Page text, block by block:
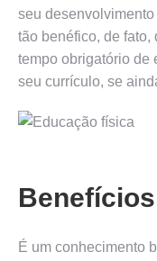
seu
tão benéfico, de fato,
tempo obrigatório de
seu currículo, se
É um conhecimento